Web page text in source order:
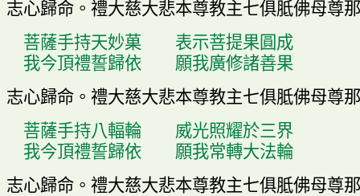
志心歸命。 禮大慈大悲本尊教主七俱胝佛母尊
菩薩手持天妙菓 表示菩提果圓成
我今頂禮誓歸依
願我廣修諸善果
志心歸命。 禮大慈大悲本尊教主七俱胝佛母尊
菩薩手持八輻輪
威光照耀於三界
我今頂禮誓歸依
願我常轉大法輪
志心歸命。 禮大慈大悲本尊教主七俱胝佛母尊